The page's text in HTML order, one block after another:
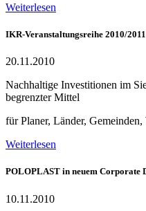
Weiterlesen
IKR-Veranstaltungsreihe 2010/
20.11.2010
Nachhaltige Investitionen im
begrenzter Mittel
für Planer, Länder,
Weiterlesen
POLOPLAST in neuem Corporate
10.11.2010